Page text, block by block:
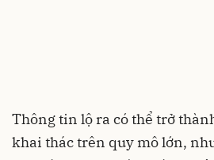
Thông tin lộ ra có thể trở
khai thác trên quy mô lớn,